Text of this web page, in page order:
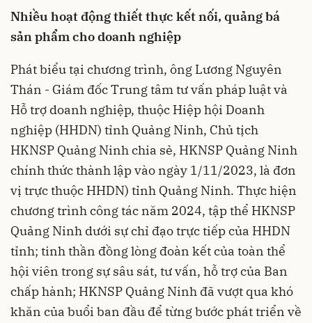
Nhiều hoạt động thiết thực kết nối, quảng bá
sản phẩm cho doanh nghiệp
Phát biểu tại chương trình, ông Lương Nguyên
Thán - Giám đốc Trung tâm tư vấn pháp luật và
Hỗ trợ doanh nghiệp, thuộc Hiệp hội Doanh
nghiệp (HHDN) tỉnh Quảng Ninh, Chủ tịch
HKNSP Quảng Ninh chia sẻ, HKNSP Quảng Ninh
chính thức thành lập vào ngày 1/11/2023, là đơn
vị trực thuộc HHDN) tỉnh Quảng Ninh. Thực hiện
chương trình công tác năm 2024, tập thể HKNSP
Quảng Ninh dưới sự chỉ đạo trực tiếp của HHDN
tỉnh; tinh thần đồng lòng đoàn kết của toàn thể
hội viên trong sự sâu sát, tư vấn, hỗ trợ của Ban
chấp hành; HKNSP Quảng Ninh đã vượt qua khó
khăn của buổi ban đầu để từng bước phát triển về